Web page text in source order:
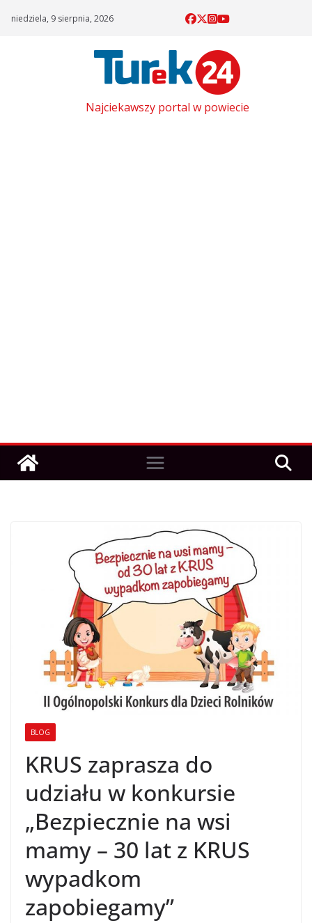
niedziela, 9 sierpnia, 2026
Najciekawszy portal w powiecie
BLOG
KRUS zaprasza do
udziału w konkursie
„Bezpiecznie na wsi
mamy – 30 lat z KRUS
wypadkom
zapobiegamy”